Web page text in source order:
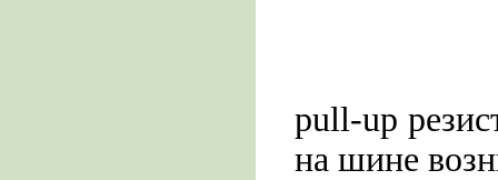
pull-up
на шине